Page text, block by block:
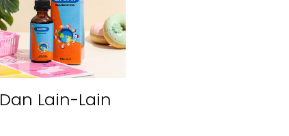
Dan Lain-Lain